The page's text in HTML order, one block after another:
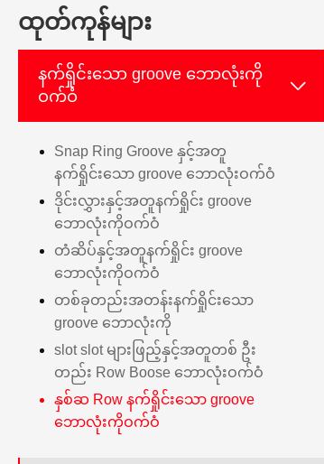
ထုတ်ကုန်များ
နက်ရှိုင်းသော groove ဘောလုံးကို
ဝက်ဝံ

Snap Ring Groove နှင့်အတူ
နက်ရှိုင်းသော groove ဘောလုံးဝက်ဝံ
ဒိုင်းလွှားနှင့်အတူနက်ရှိုင်း groove
ဘောလုံးကိုဝက်ဝံ
တံဆိပ်နှင့်အတူနက်ရှိုင်း groove
ဘောလုံးကိုဝက်ဝံ
တစ်ခုတည်းအတန်းနက်ရှိုင်းသော
groove ဘောလုံးကို
slot slot များဖြည့်နှင့်အတူတစ် ဦး
တည်း Row Boose ဘောလုံးဝက်ဝံ
နှစ်ဆ Row နက်ရှိုင်းသော groove
ဘောလုံးကိုဝက်ဝံ